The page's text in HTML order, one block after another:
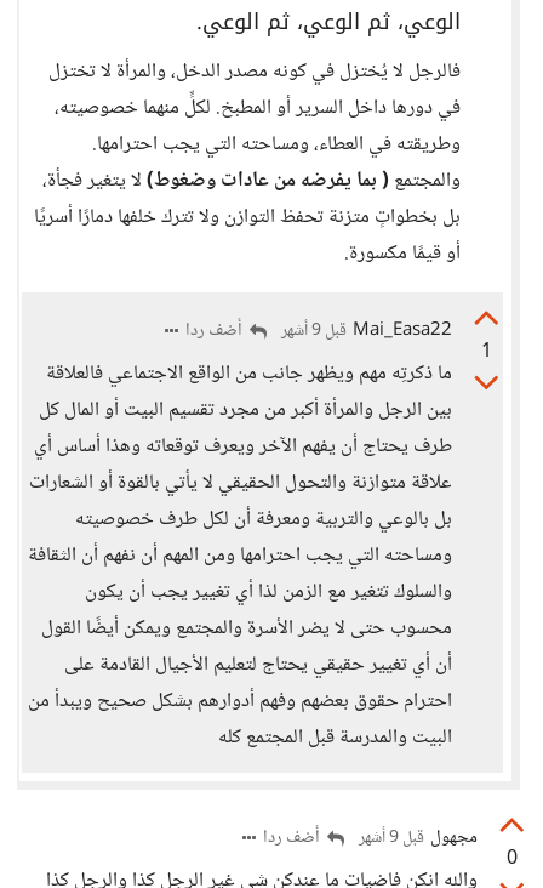
الوعي، ثم الوعي، ثم الوعي.
فالرجل لا يُختزل في كونه مصدر الدخل، والمرأة لا تختزل
في دورها داخل السرير أو المطبخ. لكلٍّ منهما خصوصيته،
وطريقته في العطاء، ومساحته التي يجب احترامها.
والمجتمع ( بما يفرضه من عادات وضغوط)لا يتغير فجأة،
بل بخطواتٍ متزنة تحفظ التوازن ولا تترك خلفها دمارًا أسريًا
أو قيمًا مكسورة.
1
Mai_Easa22 قبل 9 أشهر أضف ردا
ما ذكرتِه مهم ويظهر جانب من الواقع الاجتماعي فالعلاقة
بين الرجل والمرأة أكبر من مجرد تقسيم البيت أو المال كل
طرف يحتاج أن يفهم الآخر ويعرف توقعاته وهذا أساس أي
علاقة متوازنة والتحول الحقيقي لا يأتي بالقوة أو الشعارات
بل بالوعي والتربية ومعرفة أن لكل طرف خصوصيته
ومساحته التي يجب احترامها ومن المهم أن نفهم أن الثقافة
والسلوك تتغير مع الزمن لذا أي تغيير يجب أن يكون
محسوب حتى لا يضر الأسرة والمجتمع ويمكن أيضًا القول
أن أي تغيير حقيقي يحتاج لتعليم الأجيال القادمة على
احترام حقوق بعضهم وفهم أدوارهم بشكل صحيح ويبدأ من
البيت والمدرسة قبل المجتمع كله
0
مجهول قبل 9 أشهر أضف ردا